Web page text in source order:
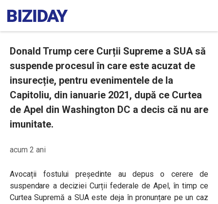
Donald Trump cere Curții Supreme a SUA să
suspende procesul în care este acuzat de
insurecție, pentru evenimentele de la
Capitoliu, din ianuarie 2021, după ce Curtea
de Apel din Washington DC a decis că nu are
imunitate.
acum 2 ani
Avocații fostului președinte au depus o cerere de
suspendare a deciziei Curții federale de Apel, în timp ce
Curtea Supremă a SUA este deja în pronunțare pe un caz